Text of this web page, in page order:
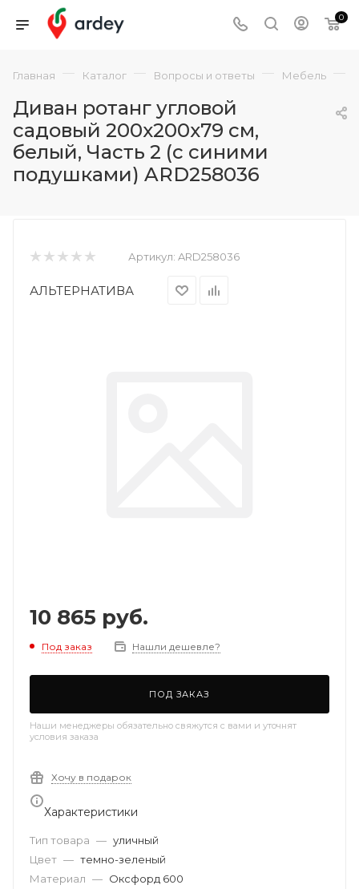
0
Главная — Каталог — Вопросы и ответы — Мебель —
Диван ротанг угловой
садовый 200x200x79 см,
белый, Часть 2 (с синими
подушками) ARD258036
Артикул: ARD258036
АЛЬТЕРНАТИВА
10 865 руб.
Под заказ Нашли дешевле?
ПОД ЗАКАЗ
Наши менеджеры обязательно свяжутся с вами и уточнят
условия заказа
Хочу в подарок
Характеристики
Тип товара — уличный
Цвет — темно-зеленый
Материал — Оксфорд 600